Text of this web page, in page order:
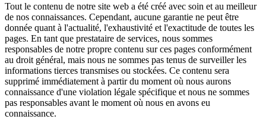
Tout le contenu de notre site web a été créé avec soin et au meilleur
de nos connaissances. Cependant, aucune garantie ne peut être
donnée quant à l'actualité, l'exhaustivité et l'exactitude de toutes les
pages. En tant que prestataire de services, nous sommes
responsables de notre propre contenu sur ces pages conformément
au droit général, mais nous ne sommes pas tenus de surveiller les
informations tierces transmises ou stockées. Ce contenu sera
supprimé immédiatement à partir du moment où nous aurons
connaissance d'une violation légale spécifique et nous ne sommes
pas responsables avant le moment où nous en avons eu
connaissance.